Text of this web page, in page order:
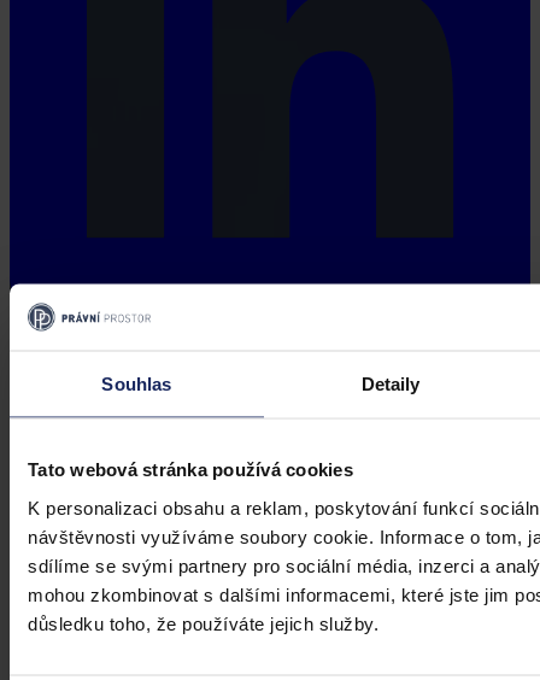
Souhlas Detaily
Tato webová stránka používá cookies
K personalizaci obsahu a reklam, poskytování funkcí
návštěvnosti využíváme soubory cookie. Informace o tom,
sdílíme se svými partnery pro sociální média, inzerci a
mohou zkombinovat s dalšími informacemi, které jste jim
důsledku toho, že používáte jejich služby.